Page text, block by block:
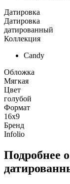
Датировка
Датировка
датированный
Коллекция
Candy
Обложка
Мягкая
Цвет
голубой
Формат
16x9
Бренд
Infolio
Подробнее